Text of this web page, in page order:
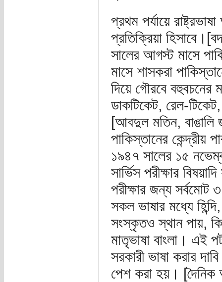
প্রথম পর্যায়ে
প্রতিক্রিয়া
সালের আগস্ট মাসে
মাসে শাসকরা
দিয়ে গৌরবে বহুবচনের
ডাকটিকেট, রেল-
[আবদুল মতিন, বাঙালি
পাকিস্তানের কেন্দ্রীয়
১৯৪৭ সালের ১৫
সার্ভিস পরীক্ষার
পরীক্ষার জন্য সর্বমোট
সকল ভাষার মধ্যে
সংস্কৃতও স্থান পায়,
মাতৃভাষা বাংলা। এই
সরকারী ভাষা করার
পেশ করা হয়।